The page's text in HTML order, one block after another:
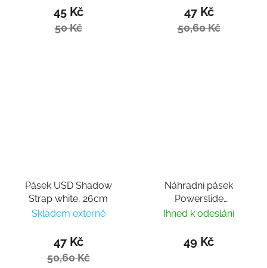
45 Kč
50 Kč
47 Kč
50,60 Kč
Pásek USD Shadow
Strap white, 26cm
Skladem externě
47 Kč
50,60 Kč
Náhradní pásek
Powerslide
Icon/Force/Crown
Ihned k odeslání
49 Kč